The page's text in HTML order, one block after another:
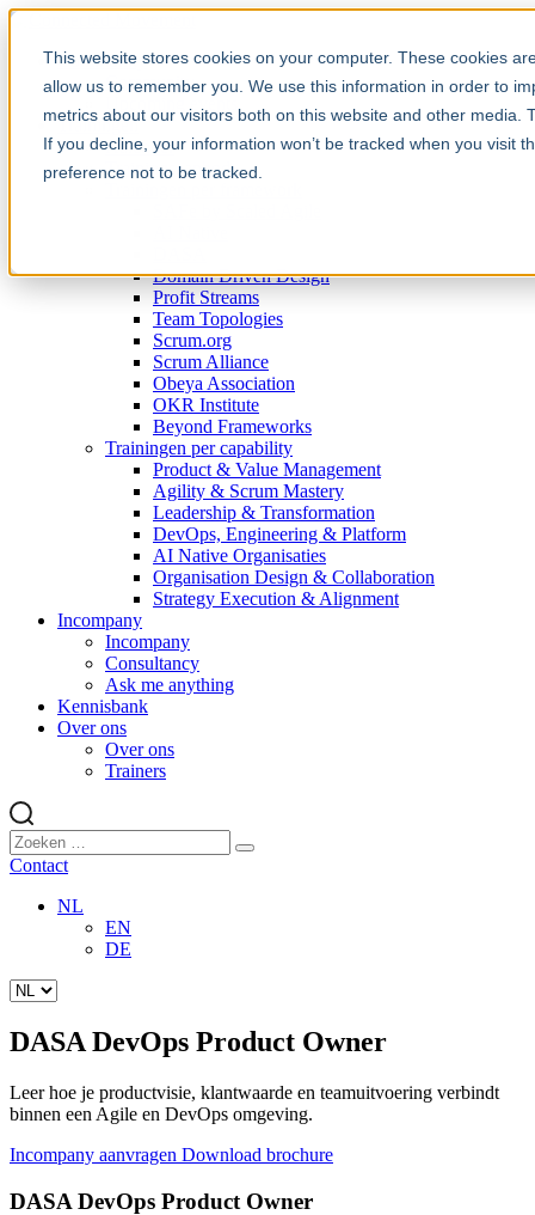
This website stores cookies on your computer. These cookies
allow us to remember you. We use this information in order to
metrics about our visitors both on this website and other media.
If you decline, your information won’t be tracked when you visit
preference not to be tracked.
Community
Community
Trainingen
Kalender
Trainingsaanbod
Domain Driven Design
Profit Streams
Team Topologies
Scrum.org
Scrum Alliance
Obeya Association
OKR Institute
Beyond Frameworks
Trainingen per capability
Product & Value Management
Agility & Scrum Mastery
Leadership & Transformation
DevOps, Engineering & Platform
AI Native Organisaties
Organisation Design & Collaboration
Strategy Execution & Alignment
Incompany
Incompany
Consultancy
Ask me anything
Kennisbank
Over ons
Over ons
Trainers
Contact
NL
EN
DE
DASA DevOps Product Owner
Leer hoe je productvisie, klantwaarde en teamuitvoering verbindt
binnen een Agile en DevOps omgeving.
Incompany aanvragen Download brochure
DASA DevOps Product Owner